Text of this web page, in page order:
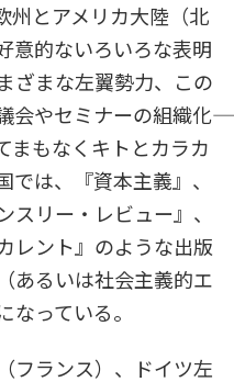
州とアメリカ大陸（北
意的ないろいろな表明
ざまな左翼勢力、この
やセミナーの組織化――
まもなくキトとカラカ
では、『資本主義』、
スリー・レビュー』、
レント』のような出版
あるいは社会主義的エ
なっている。
（フランス）、ドイツ左